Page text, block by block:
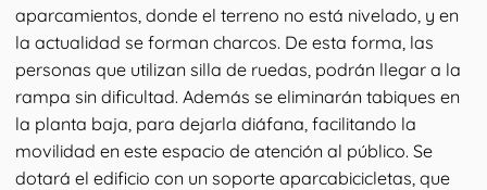
aparcamientos, donde el terreno no está nivelado, y en
la actualidad se forman charcos. De esta forma, las
personas que utilizan silla de ruedas, podrán llegar a la
rampa sin dificultad. Además se eliminarán tabiques en
la planta baja, para dejarla diáfana, facilitando la
movilidad en este espacio de atención al público. Se
dotará el edificio con un soporte aparcabicicletas, que